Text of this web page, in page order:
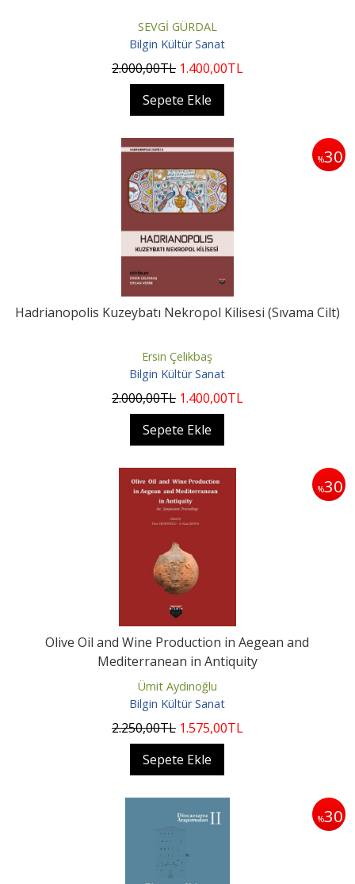
SEVGİ GÜRDAL
Bilgin Kültür Sanat
2.000,00TL 1.400,00TL
Sepete Ekle
%30
Hadrianopolis Kuzeybatı Nekropol Kilisesi (Sıvama Cilt)
Ersin Çelikbaş
Bilgin Kültür Sanat
2.000,00TL 1.400,00TL
Sepete Ekle
%30
Olive Oil and Wine Production in Aegean and
Mediterranean in Antiquity
Ümit Aydınoğlu
Bilgin Kültür Sanat
2.250,00TL 1.575,00TL
Sepete Ekle
%30